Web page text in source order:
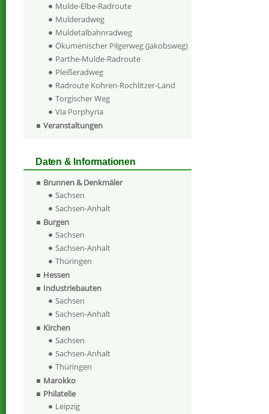
Mulde-Elbe-Radroute
Mulderadweg
Muldetalbahnradweg
Ökumenischer Pilgerweg (Jakobsweg)
Parthe-Mulde-Radroute
Pleißeradweg
Radroute Kohren-Rochlitzer-Land
Torgischer Weg
Via Porphyria
Veranstaltungen
Daten & Informationen
Brunnen & Denkmäler
Sachsen
Sachsen-Anhalt
Burgen
Sachsen
Sachsen-Anhalt
Thüringen
Hessen
Industriebauten
Sachsen
Sachsen-Anhalt
Kirchen
Sachsen
Sachsen-Anhalt
Thüringen
Marokko
Philatelie
Leipzig